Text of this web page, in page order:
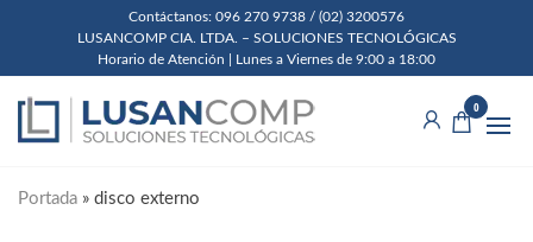
content
Contáctanos: 096 270 9738 / (02) 3200576
LUSANCOMP CIA. LTDA. – SOLUCIONES TECNOLÓGICAS
Horario de Atención | Lunes a Viernes de 9:00 a 18:00
Lusancomp
Cia. Ltda.
0
Portada » disco externo